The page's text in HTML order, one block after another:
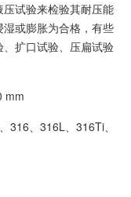
试验来检验其耐压能
或膨胀为合格，有些
扩口试验、压扁试验
mm
316、316L、316Ti、